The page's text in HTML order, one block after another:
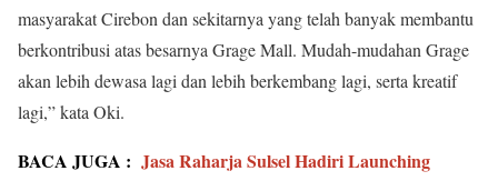
masyarakat Cirebon dan sekitarnya yang telah banyak membantu
berkontribusi atas besarnya Grage Mall. Mudah-mudahan Grage
akan lebih dewasa lagi dan lebih berkembang lagi, serta kreatif
lagi,” kata Oki.
BACA JUGA : Jasa Raharja Sulsel Hadiri Launching